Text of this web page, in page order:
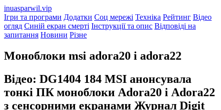
inuasparwil.vip
Ігри та програми Додатки Соц мережі Техніка Рейтинг Відео
огляд Синій екран смерті Інструкції та опис Відповіді на
запитання Новини Різне
Моноблоки msi adora20 і adora22
Відео: DG1404 184 MSI анонсувала
тонкі ПК моноблоки Adora20 і Adora22
з сенсорними екранами Журнал Digit